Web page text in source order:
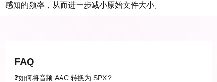
感知的频率，从而进一步减小原始文件大小。
FAQ
❓如何将音频 AAC 转换为 SPX？